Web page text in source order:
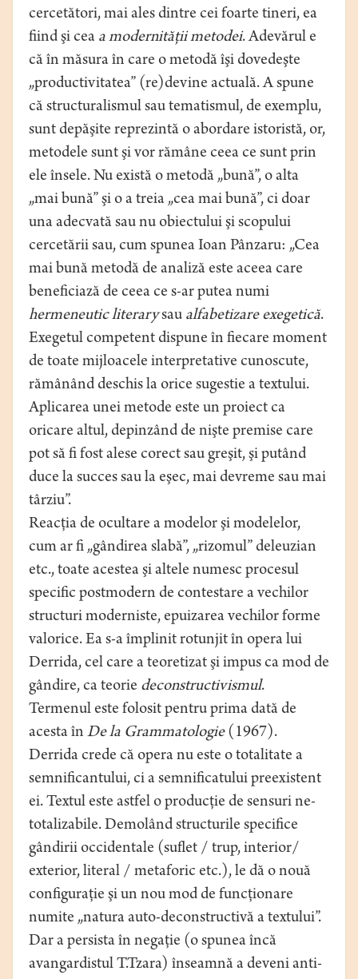
cercetători, mai ales dintre cei foarte tineri, ea
fiind şi cea a modernităţii metodei. Adevărul e
că în măsura în care o metodă îşi dovedeşte
„productivitatea” (re)devine actuală. A spune
că structuralismul sau tematismul, de exemplu,
sunt depăşite reprezintă o abordare istoristă, or,
metodele sunt şi vor rămâne ceea ce sunt prin
ele însele. Nu există o metodă „bună”, o alta
„mai bună” şi o a treia „cea mai bună”, ci doar
una adecvată sau nu obiectului şi scopului
cercetării sau, cum spunea Ioan Pânzaru: „Cea
mai bună metodă de analiză este aceea care
beneficiază de ceea ce s-ar putea numi
hermeneutic literarysau alfabetizare exegetică.
Exegetul competent dispune în fiecare moment
de toate mijloacele interpretative cunoscute,
rămânând deschis la orice sugestie a textului.
Aplicarea unei metode este un proiect ca
oricare altul, depinzând de nişte premise care
pot să fi fost alese corect sau greşit, şi putând
duce la succes sau la eşec, mai devreme sau mai
târziu”.
Reacţia de ocultare a modelor şi modelelor,
cum ar fi „gândirea slabă”, „rizomul” deleuzian
etc., toate acestea şi altele numesc procesul
specific postmodern de contestare a vechilor
structuri moderniste, epuizarea vechilor forme
valorice. Ea s-a împlinit rotunjit în opera lui
Derrida, cel care a teoretizat şi impus ca mod de
gândire, ca teorie deconstructivismul.
Termenul este folosit pentru prima dată de
acesta în De la Grammatologie(1967).
Derrida crede că opera nu este o totalitate a
semnificantului, ci a semnificatului preexistent
ei. Textul este astfel o producţie de sensuri ne-
totalizabile. Demolând structurile specifice
gândirii occidentale (suflet / trup, interior/
exterior, literal / metaforic etc.), le dă o nouă
configuraţie şi un nou mod de funcţionare
numite „natura auto-deconstructivă a textului”.
Dar a persista în negaţie (o spunea încă
avangardistul T.Tzara) înseamnă a deveni anti-